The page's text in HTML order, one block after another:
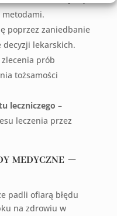
poprzez zaniedbanie
lekarskich.
prób
tożsamości
leczniczego –
leczenia przez
medyczne –
padli ofiarą błędu
na zdrowiu w